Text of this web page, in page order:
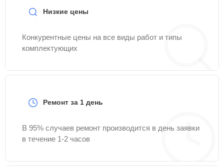
Низкие цены
Конкурентные цены на все виды работ и типы
комплектующих
Ремонт за 1 день
В 95% случаев ремонт производится в день заявки
в течение 1-2 часов